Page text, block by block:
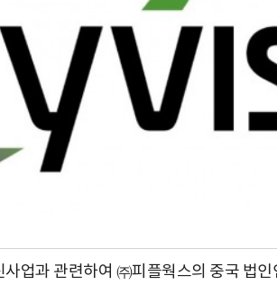
업과 관련하여 ㈜피플웍스의 중국 법